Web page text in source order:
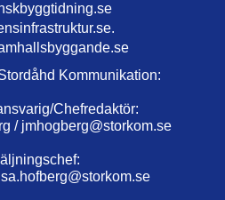
Kommunikation:
Chefredaktör:
/ jmhogberg@storkom.se